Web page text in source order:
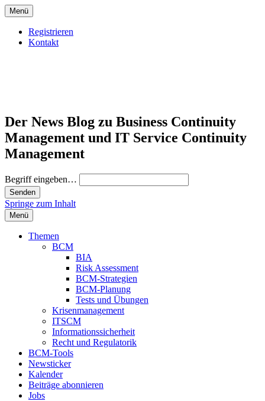
Menü
Registrieren
Kontakt
Der News Blog zu Business Continuity
Management und IT Service Continuity
Management
Begriff eingeben…
Springe zum Inhalt
Menü
Themen
BCM
BIA
Risk Assessment
BCM-Strategien
BCM-Planung
Tests und Übungen
Krisenmanagement
ITSCM
Informationssicherheit
Recht und Regulatorik
BCM-Tools
Newsticker
Kalender
Beiträge abonnieren
Jobs